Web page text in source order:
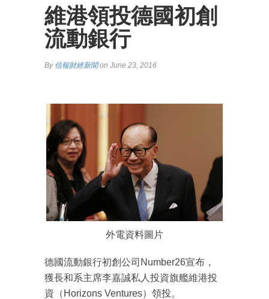
維港領投德國初創
流動銀行
By 信報財經新聞on June 23, 2016
外電資料圖片
德國流動銀行初創公司Number26宣布，
獲長和系主席李嘉誠私人投資旗艦維港投
資（Horizons Ventures）領投。